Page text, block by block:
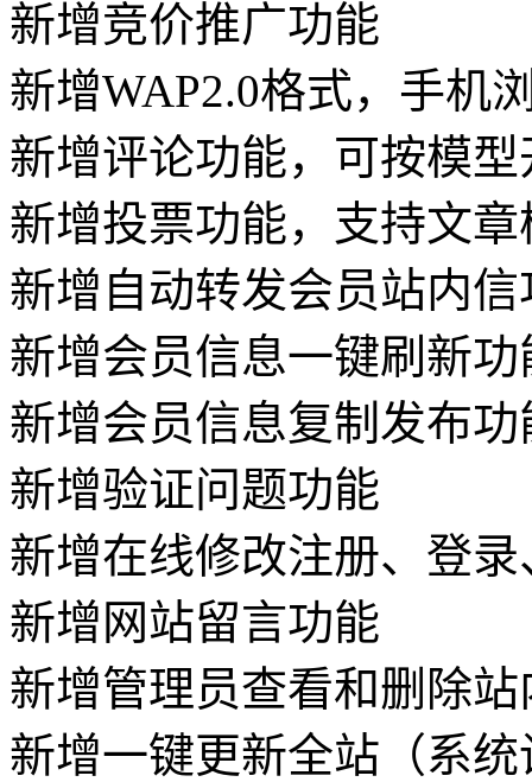
新增竞价推广功能
新增WAP2.0格式，手机
新增评论功能，可按模
新增投票功能，支持文
新增自动转发会员站内信
新增会员信息一键刷新功
新增会员信息复制发布功
新增验证问题功能
新增在线修改注册、登
新增网站留言功能
新增管理员查看和删除
新增一键更新全站（系